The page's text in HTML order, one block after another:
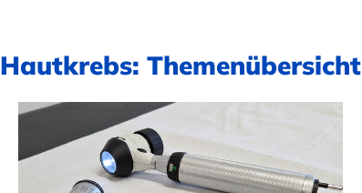
Hautkrebs: Themenübersicht